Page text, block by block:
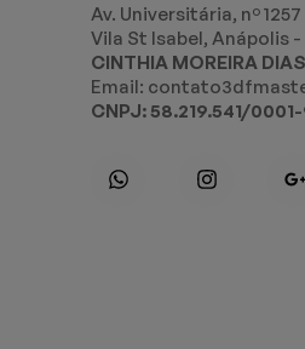
Av. Universitária, nº
Vila St Isabel, Anápolis
CINTHIA MOREIRA DIAS
Email:
CNPJ: 58.219.541/